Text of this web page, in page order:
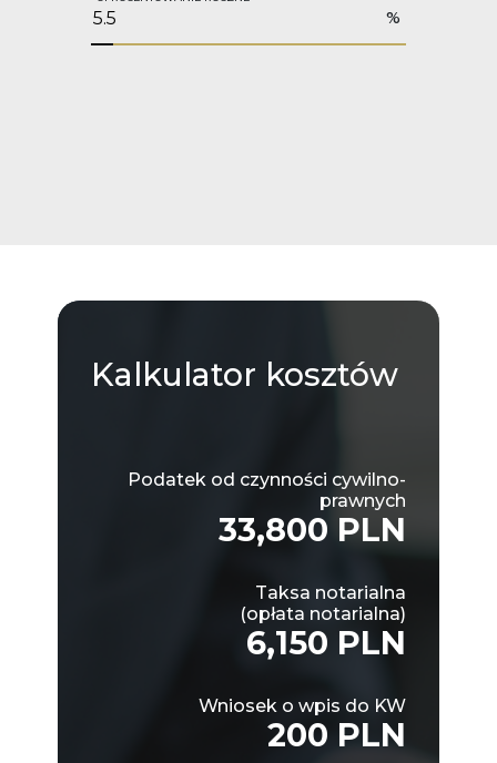
%
Kalkulator kosztów
Podatek od czynności cywilno-
prawnych
33,800 PLN
Taksa notarialna
(opłata notarialna)
6,150 PLN
Wniosek o wpis do KW
200 PLN